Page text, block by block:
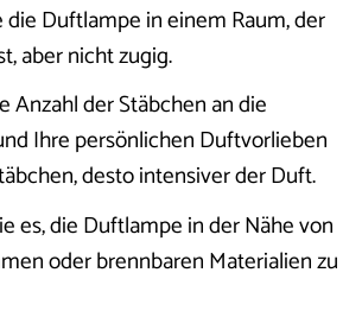
die Duftlampe in einem Raum, der
aber nicht zugig.
Anzahl der Stäbchen an die
Ihre persönlichen Duftvorlieben
desto intensiver der Duft.
es, die Duftlampe in der Nähe von
oder brennbaren Materialien zu